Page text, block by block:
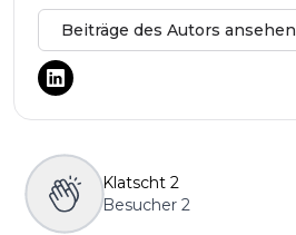
Beiträge des Autors ansehen
Klatscht 2
Besucher 2